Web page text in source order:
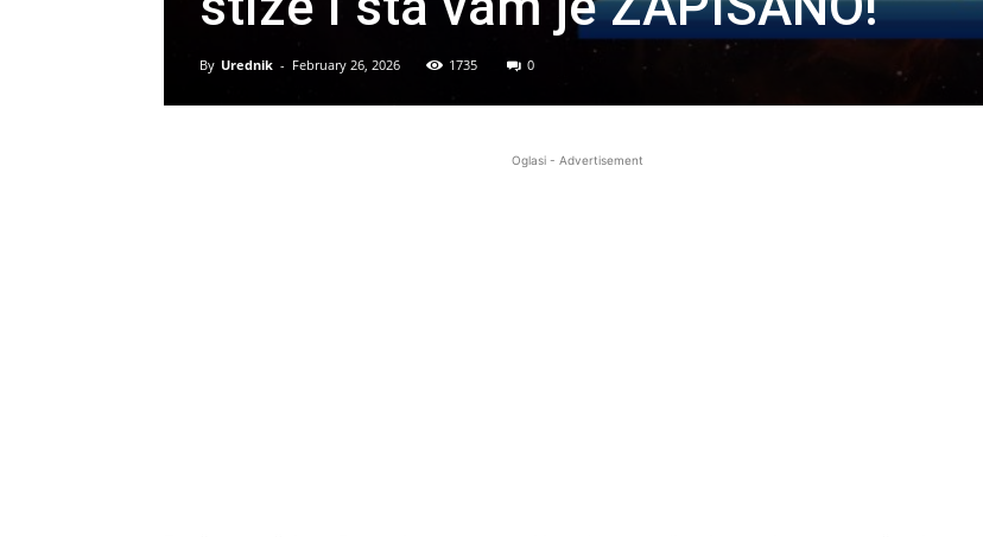
By Urednik - February 26, 2026 1735 0
Oglasi - Advertisement